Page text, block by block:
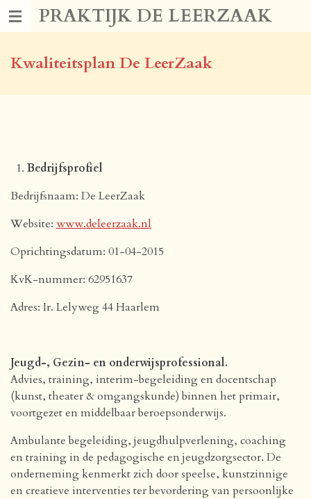
Ga
direct
de
PRAKTIJK DE LEERZAAK
Kwaliteitsplan De LeerZaak
Bedrijfsprofiel
Bedrijfsnaam: De LeerZaak
Website: www.deleerzaak.nl
Oprichtingsdatum: 01-04-2015
KvK-nummer: 62951637
Adres: Ir. Lelyweg 44 Haarlem
Jeugd-, Gezin- en onderwijsprofessional.
Advies, training, interim-begeleiding en docentschap
(kunst, theater & omgangskunde) binnen het primair,
voortgezet en middelbaar beroepsonderwijs.
Ambulante begeleiding, jeugdhulpverlening, coaching
en training in de pedagogische en jeugdzorgsector. De
onderneming kenmerkt zich door speelse, kunstzinnige
en creatieve interventies ter bevordering van persoonlijke